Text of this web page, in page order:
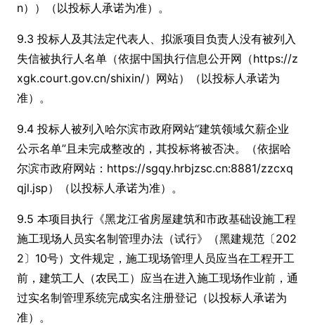
n））（以投标人承诺为准）。
9.3 投标人及其法定代表人、拟派项目负责人没有被列入
失信被执行人名单（依据中国执行信息公开网（https://z
xgk.court.gov.cn/shixin/）网站）（以投标人承诺为
准）。
9.4 投标人被列入哈尔滨市政府网站“建筑领域欠薪企业
公示名单”且未完成整改的，其投标将被否决。（依据哈
尔滨市政府网站：https://sgqy.hrbjzsc.cn:8881/zzcxq
qjl.jsp）（以投标人承诺为准）。
9.5 本项目执行《黑龙江省房屋建筑和市政基础设施工程
施工现场人员实名制管理办法（试行》（黑建规范〔202
2〕10号）文件规定，施工现场管理人员应当在工程开工
前，建筑工人（农民工）应当在进入施工现场作业前，通
过实名制管理系统完成实名注册登记（以投标人承诺为
准）。